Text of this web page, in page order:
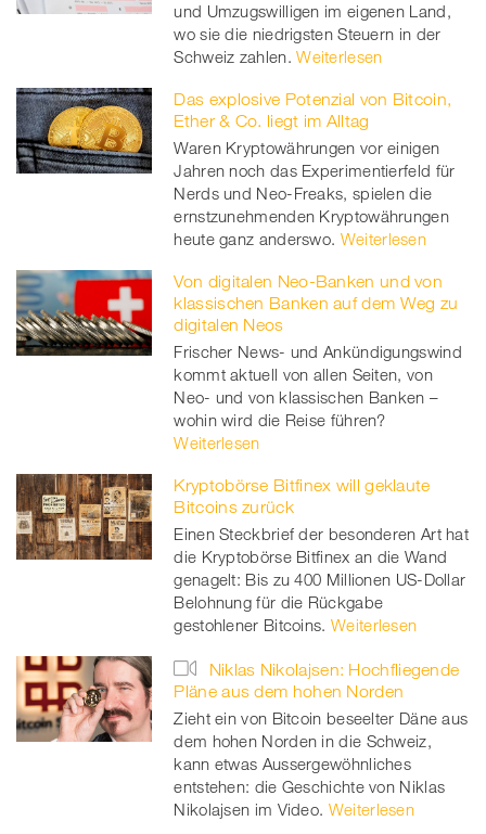
und Umzugswilligen im eigenen Land,
wo sie die niedrigsten Steuern in der
Schweiz zahlen. Weiterlesen
Das explosive Potenzial von Bitcoin,
Ether & Co. liegt im Alltag
Waren Kryptowährungen vor einigen
Jahren noch das Experimentierfeld für
Nerds und Neo-Freaks, spielen die
ernstzunehmenden Kryptowährungen
heute ganz anderswo. Weiterlesen
Von digitalen Neo-Banken und von
klassischen Banken auf dem Weg zu
digitalen Neos
Frischer News- und Ankündigungswind
kommt aktuell von allen Seiten, von
Neo- und von klassischen Banken –
wohin wird die Reise führen?
Weiterlesen
Kryptobörse Bitfinex will geklaute
Bitcoins zurück
Einen Steckbrief der besonderen Art hat
die Kryptobörse Bitfinex an die Wand
genagelt: Bis zu 400 Millionen US-Dollar
Belohnung für die Rückgabe
gestohlener Bitcoins. Weiterlesen
Niklas Nikolajsen: Hochfliegende
Pläne aus dem hohen Norden
Zieht ein von Bitcoin beseelter Däne aus
dem hohen Norden in die Schweiz,
kann etwas Aussergewöhnliches
entstehen: die Geschichte von Niklas
Nikolajsen im Video. Weiterlesen